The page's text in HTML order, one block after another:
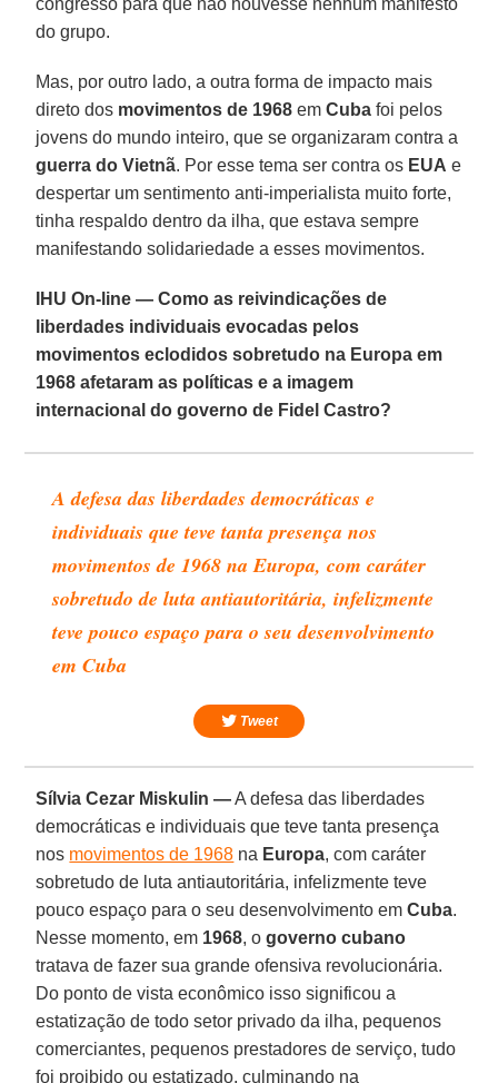
do grupo.
Mas, por outro lado, a outra forma de impacto mais
direto dos movimentos de 1968 emCuba foi pelos
jovens do mundo inteiro, que se organizaram contra a
guerra do Vietnã. Por esse tema ser contra os EUA e
despertar um sentimento anti-imperialista muito forte,
tinha respaldo dentro da ilha, que estava sempre
manifestando solidariedade a esses movimentos.
IHU On-line — Como as reivindicações de
liberdades individuais evocadas pelos
movimentos eclodidos sobretudo na Europa em
1968 afetaram as políticas e a imagem
internacional do governo de Fidel Castro?
A defesa das liberdades democráticas e
individuais que teve tanta presença nos
movimentos de 1968 na Europa, com caráter
sobretudo de luta antiautoritária, infelizmente
teve pouco espaço para o seu desenvolvimento
em Cuba
Tweet
Sílvia Cezar Miskulin —A defesa das liberdades
democráticas e individuais que teve tanta presença
nos movimentos de 1968 na Europa, com caráter
sobretudo de luta antiautoritária, infelizmente teve
pouco espaço para o seu desenvolvimento emCuba.
Nesse momento, em 1968, ogoverno cubano
tratava de fazer sua grande ofensiva revolucionária.
Do ponto de vista econômico isso significou a
estatização de todo setor privado da ilha, pequenos
comerciantes, pequenos prestadores de serviço, tudo
foi proibido ou estatizado, culminando na